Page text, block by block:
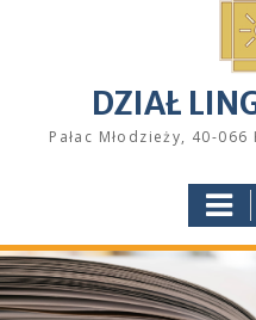
DZIAŁ
Pałac Młodzieży, 40-